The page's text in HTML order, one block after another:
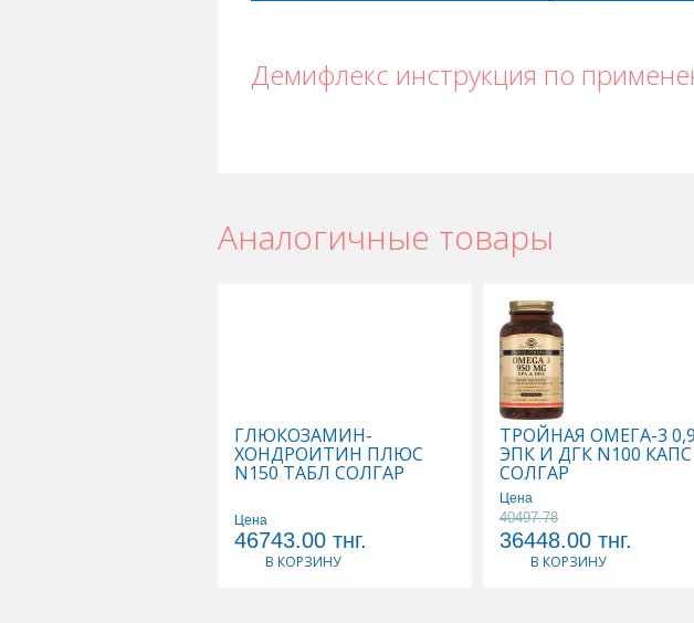
Демифлекс инструкция по
Аналогичные товары
ГЛЮКОЗАМИН-
ХОНДРОИТИН ПЛЮС
N150 ТАБЛ СОЛГАР
Цена
46743.00 тнг.
В КОРЗИНУ
ТРОЙНАЯ ОМЕГА-3
ЭПК И ДГК N100 КАПС
СОЛГАР
Цена
40497.78
36448.00 тнг.
В КОРЗИНУ